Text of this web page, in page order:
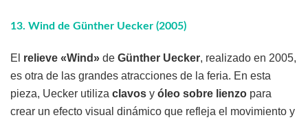
13. Wind de Günther Uecker (2005)
El relieve «Wind» de Günther Uecker, realizado en 2005,
es otra de las grandes atracciones de la feria. En esta
pieza, Uecker utiliza clavos y óleo sobre lienzo para
crear un efecto visual dinámico que refleja el movimiento y